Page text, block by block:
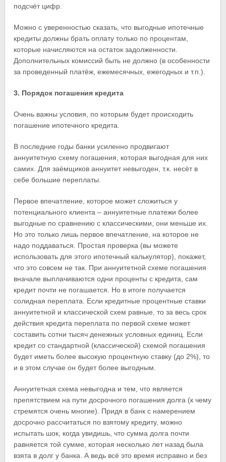
подсчёт цифр.
Можно с уверенностью сказать, что выгодные ипотечные
кредиты должны брать оплату только по процентам,
которые начисляются на остаток задолженности.
Дополнительных комиссий быть не должно (в особенности
за проведенный платёж, ежемесячных, ежегодных и т.п.).
3. Порядок погашения кредита
Очень важны условия, по которым будет происходить
погашение ипотечного кредита.
В последние годы банки усиленно продвигают
аннуитетную схему погашения, которая выгодная для них
самих. Для заёмщиков аннуитет невыгоден, т.к. несёт в
себе большие переплаты.
Первое впечатление, которое может сложиться у
потенциального клиента – аннуитетные платежи более
выгодные по сравнению с классическими, они меньше их.
Но это только лишь первое впечатление, на которое не
надо поддаваться. Простая проверка (вы можете
использовать для этого ипотечный калькулятор), покажет,
что это совсем не так. При аннуитетной схеме погашения
вначале выплачиваются одни проценты с кредита, сам
кредит почти не погашается. Но в итоге получается
солидная переплата. Если кредитные процентные ставки
аннуитетной и классической схем равные, то за весь срок
действия кредита переплата по первой схеме может
составить сотни тысяч денежных условных единиц. Если
кредит со стандартной (классической) схемой погашения
будет иметь более высокую процентную ставку (до 2%), то
и в этом случае он будет более выгодным.
Аннуитетная схема невыгодна и тем, что является
препятствием на пути досрочного погашения долга (к чему
стремятся очень многие). Придя в банк с намерением
досрочно рассчитаться по взятому кредиту, можно
испытать шок, когда увидишь, что сумма долга почти
равняется той сумме, которая несколько лет назад была
взята в долг у банка. А ведь всё это время исправно и без